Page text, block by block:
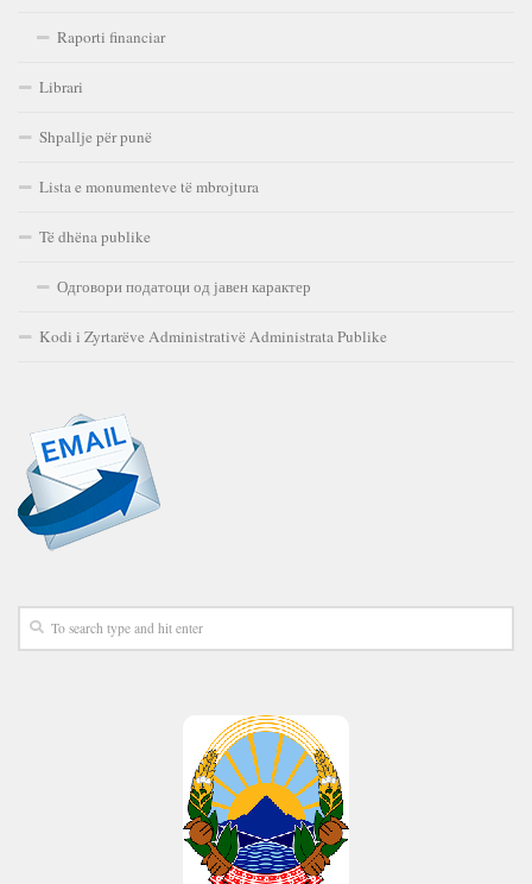
Raporti financiar
Librari
Shpallje për punë
Lista e monumenteve të mbrojtura
Të dhëna publike
Одговори податоци од јавен карактер
Kodi i Zyrtarëve Administrativë Administrata Publike